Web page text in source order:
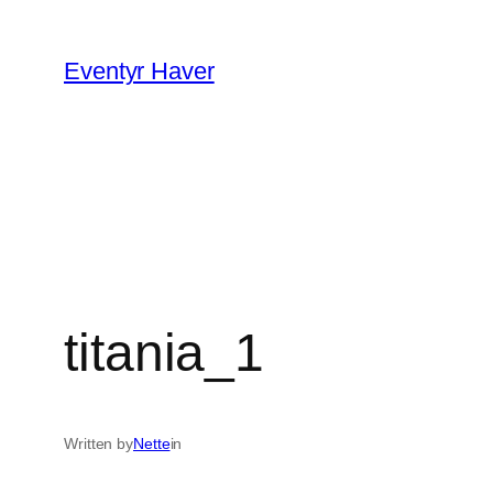
indhold
Eventyr Haver
titania_1
Written byNettein